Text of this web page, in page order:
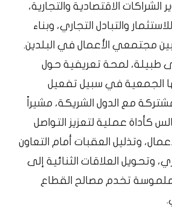
الاقتصادية والتجارية،
والتبادل التجاري، وبناء
مجتمعي الأعمال في البلدين.
طبيلة، لمحة تعريفية حول
الجمعية في سبيل تفعيل
مع الدول الشريكة، مشيراً
كأداة عملية لتعزيز التواصل
وتذليل العقبات أمام التعاون
وتحويل العلاقات الثنائية إلى
ملموسة تخدم مصالح القطاع